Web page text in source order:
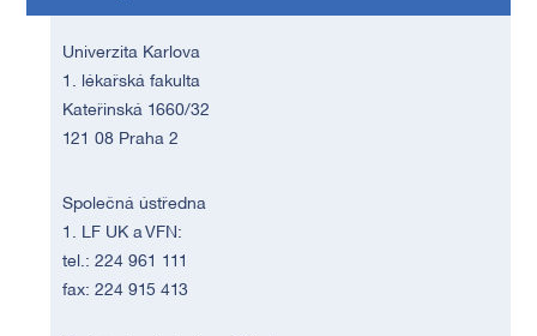
Univerzita Karlova
1. lékařská fakulta
Kateřinská 1660/32
121 08 Praha 2
Společná ústředna
1. LF UK a VFN:
tel.: 224 961 111
fax: 224 915 413